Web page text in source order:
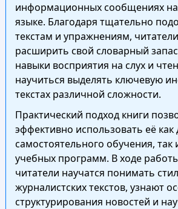
информационных сообщениях
языке. Благодаря тщательно
текстам и упражнениям,
расширить свой словарный
навыки восприятия на слух и
научиться выделять ключевую
текстах различной сложности.
Практический подход книги
эффективно использовать её как
самостоятельного обучения, так
учебных программ. В ходе
читатели научатся понимать
журналистских текстов, узнают
структурирования новостей и